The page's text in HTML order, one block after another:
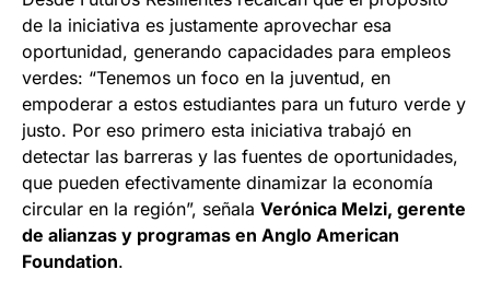
de la iniciativa es justamente aprovechar esa
oportunidad, generando capacidades para empleos
verdes: “Tenemos un foco en la juventud, en
empoderar a estos estudiantes para un futuro verde y
justo. Por eso primero esta iniciativa trabajó en
detectar las barreras y las fuentes de oportunidades,
que pueden efectivamente dinamizar la economía
circular en la región”, señala Verónica Melzi, gerente
de alianzas y programas en Anglo American
Foundation.